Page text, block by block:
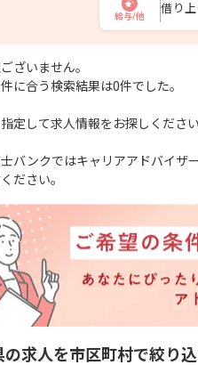
給与/他
借り
ざいません。
に合う検索結果は0件でした。
定して求人情報をお探しください
バンクではキャリアアドバイザ
ださい。
の求人を市区町村で絞り